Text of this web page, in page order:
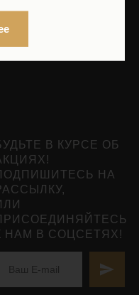
В КУРСЕ ОБ
НА
НАМ В СОЦСЕТЯХ!